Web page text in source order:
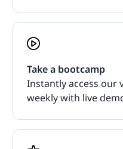
Take a bootcamp
Instantly access our
weekly with live